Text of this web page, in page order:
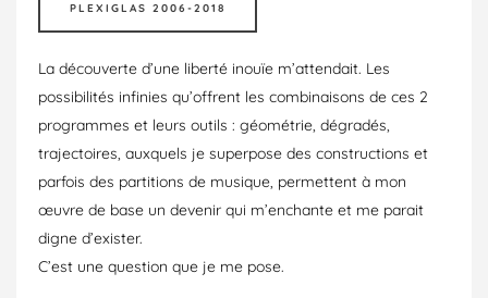
PLEXIGLAS 2006-2018
La découverte d’une liberté inouïe m’attendait. Les
possibilités infinies qu’offrent les combinaisons de ces 2
programmes et leurs outils : géométrie, dégradés,
trajectoires, auxquels je superpose des constructions et
parfois des partitions de musique, permettent à mon
œuvre de base un devenir qui m’enchante et me parait
digne d’exister.
C’est une question que je me pose.